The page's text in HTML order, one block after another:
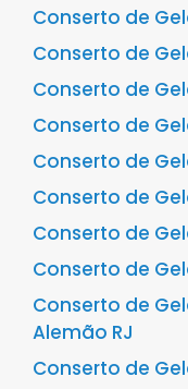
Conserto de
Conserto de
Conserto de
Conserto de
Conserto de
Conserto de
Conserto de
Conserto de
Conserto de
Alemão RJ
Conserto de